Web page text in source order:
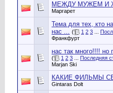
МЕЖДУ МУЖЕМ И
Маргарет
Тема для тех, кто
нас ... ( 1 2 3
Франкфурт
нас так много!!!!
( 1 2 3 Последняя
Marjan Ski
КАКИЕ ФИЛЬМЫ
Gintaras Dolt